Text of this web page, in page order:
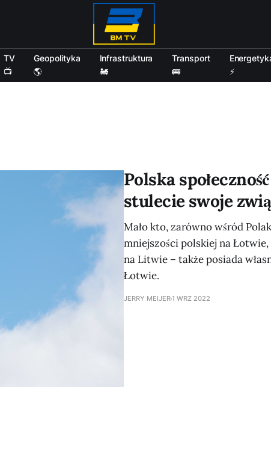
TV
📺
Geopolityka
🌎
Infrastruktura
🚂
Transport
🚌
⚡
Polska
stulecie swoje
Mało kto, zarówno wśród
mniejszości polskiej na
na Litwie – także posiada
Łotwie.
JERRY MEIJER1 WRZ 2022